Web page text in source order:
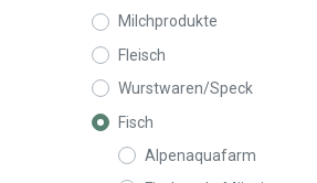
Milchprodukte
Fleisch
Wurstwaren/Speck
Fisch
Alpenaquafarm